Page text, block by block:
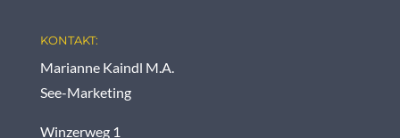
KONTAKT:
Marianne Kaindl M.A.
See-Marketing
Winzerweg 1